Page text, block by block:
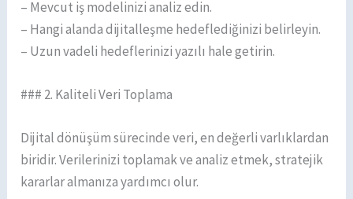
– Mevcut iş modelinizi analiz edin.
– Hangi alanda dijitalleşme hedeflediğinizi belirleyin.
– Uzun vadeli hedeflerinizi yazılı hale getirin.
### 2. Kaliteli Veri Toplama
Dijital dönüşüm sürecinde veri, en değerli varlıklardan
biridir. Verilerinizi toplamak ve analiz etmek, stratejik
kararlar almanıza yardımcı olur.